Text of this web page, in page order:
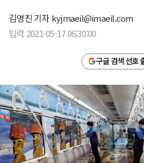
김영진 기자kyjmaeil@imaeil.com
입력 2021-05-17 06:30:00
구글 검색 선호